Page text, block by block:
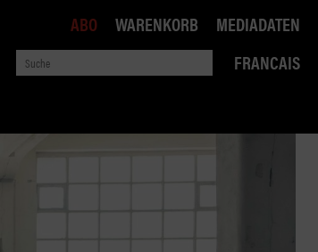
FRANCAIS
ABO WARENKORB MEDIADATEN